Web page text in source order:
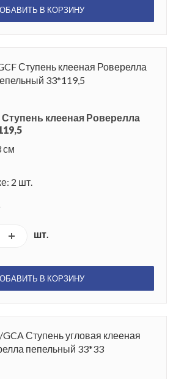
В КОРЗИНУ
Ступень клееная Роверелла
см
2 шт.
шт.
В КОРЗИНУ